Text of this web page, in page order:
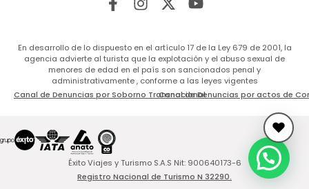
En desarrollo de lo dispuesto en el artículo 17 de la Ley 679 de 2001, la
agencia advierte al turista que la explotación y el abuso sexual de
menores de edad en el país son sancionados penal y
administrativamente , conforme a las leyes vigentes
Canal de Denuncias por Soborno TransnacionalCanal de Denuncias por actos de
Éxito Viajes y Turismo S.A.S Nit: 900640173-6
Registro Nacional de Turismo N 32290.